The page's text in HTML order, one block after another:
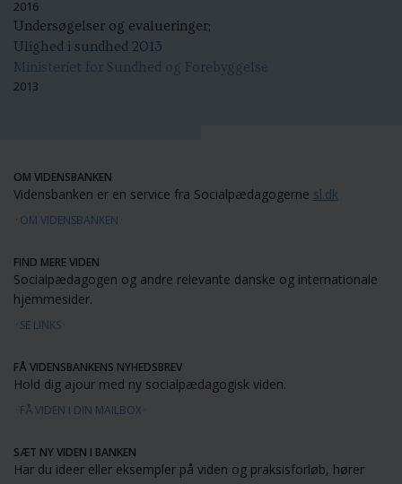
2016
Undersøgelser og evalueringer;
Ulighed i sundhed 2013
Ministeriet for Sundhed og Forebyggelse
2013
OM VIDENSBANKEN
Vidensbanken er en service fra Socialpædagogerne sl.dk
OM VIDENSBANKEN
FIND MERE VIDEN
Socialpædagogen og andre relevante danske og internationale
hjemmesider.
SE LINKS
FÅ VIDENSBANKENS NYHEDSBREV
Hold dig ajour med ny socialpædagogisk viden.
FÅ VIDEN I DIN MAILBOX
SÆT NY VIDEN I BANKEN
Har du ideer eller eksempler på viden og praksisforløb, hører